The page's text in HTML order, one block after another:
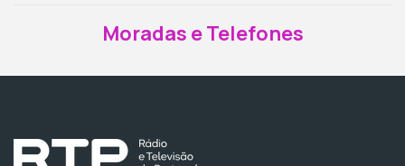
Moradas e Telefones